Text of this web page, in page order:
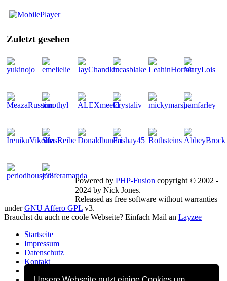
Zuletzt gesehen
Powered by PHP-Fusion copyright © 2002 -
2024 by Nick Jones.
Released as free software without warranties
underGNU Affero GPL v3.
Brauchst du auch ne coole Webseite? Einfach Mail an Layzee
Startseite
Impressum
Datenschutz
Kontakt